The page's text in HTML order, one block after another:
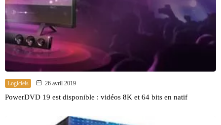
Logiciels 26 avril 2019
PowerDVD 19 est disponible : vidéos 8K et 64 bits en natif